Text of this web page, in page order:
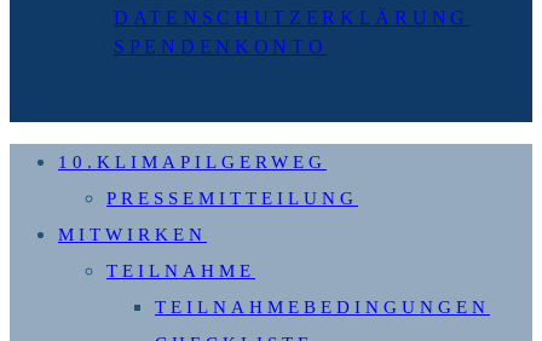
DATENSCHUTZERKLÄRUNG
SPENDENKONTO
10.KLIMAPILGERWEG
PRESSEMITTEILUNG
MITWIRKEN
TEILNAHME
TEILNAHMEBEDINGUNGEN